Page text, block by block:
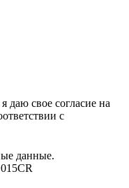
даю свое согласие на
с
данные.